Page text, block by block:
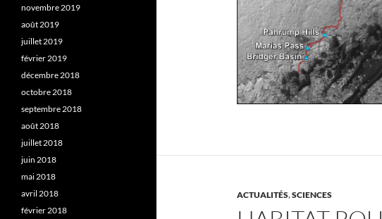
ACTUALITÉS,SCIENCES
novembre 2019
août 2019
juillet 2019
février 2019
décembre 2018
octobre 2018
septembre 2018
août 2018
juillet 2018
juin 2018
mai 2018
avril 2018
février 2018